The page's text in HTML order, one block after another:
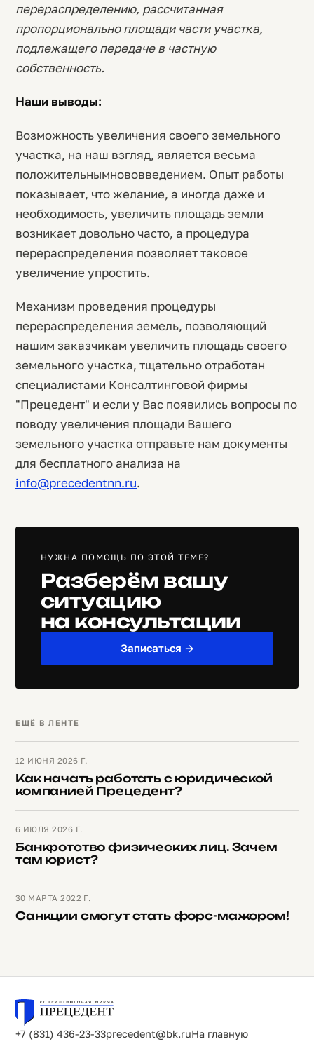
перераспределению, рассчитанная
пропорционально площади части участка,
подлежащего передаче в частную
собственность.
Наши выводы:
Возможность увеличения своего земельного
участка, на наш взгляд, является весьма
положительнымнововведением. Опыт работы
показывает, что желание, а иногда даже и
необходимость, увеличить площадь земли
возникает довольно часто, а процедура
перераспределения позволяет таковое
увеличение упростить.
Механизм проведения процедуры
перераспределения земель, позволяющий
нашим заказчикам увеличить площадь своего
земельного участка, тщательно отработан
специалистами Консалтинговой фирмы
"Прецедент" и если у Вас появились вопросы по
поводу увеличения площади Вашего
земельного участка отправьте нам документы
для бесплатного анализа на
info@precedentnn.ru.
НУЖНА ПОМОЩЬ ПО ЭТОЙ ТЕМЕ?
Разберём вашу
ситуацию
на консультации
Записаться →
ЕЩЁ В ЛЕНТЕ
12 ИЮНЯ 2026 Г.
Как начать работать с юридической
компанией Прецедент?
6 ИЮЛЯ 2026 Г.
Банкротство физических лиц. Зачем
там юрист?
30 МАРТА 2022 Г.
Санкции смогут стать форс-мажором!
+7 (831) 436-23-33precedent@bk.ruНа главную